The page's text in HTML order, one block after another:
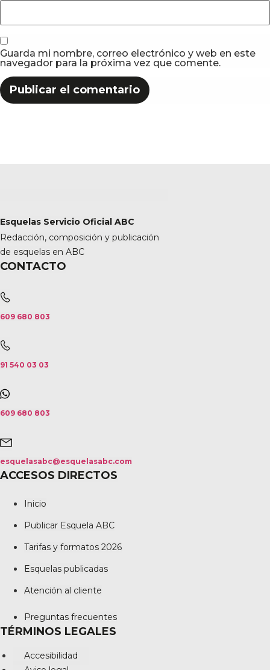
Guarda mi nombre, correo electrónico y web en este
navegador para la próxima vez que comente.
Esquelas Servicio Oficial ABC
Redacción, composición y publicación
de esquelas en ABC
CONTACTO
609 680 803
91 540 03 03
609 680 803
esquelasabc@esquelasabc.com
ACCESOS DIRECTOS
Inicio
Publicar Esquela ABC
Tarifas y formatos 2026
Esquelas publicadas
Atención al cliente
Preguntas frecuentes
TÉRMINOS LEGALES
Accesibilidad